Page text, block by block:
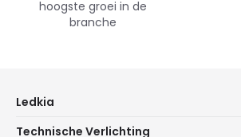
hoogste groei in de
branche
Ledkia
Technische Verlichting